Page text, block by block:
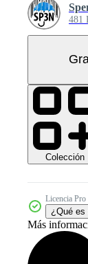
481
Colección
Licencia Pro
¿Qué es
Más